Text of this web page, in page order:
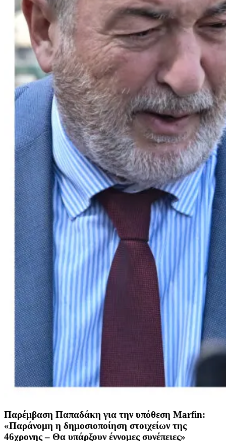
Παρέμβαση Παπαδάκη για την υπόθεση Marfin:
«Παράνομη η δημοσιοποίηση στοιχείων της
46χρονης – Θα υπάρξουν έννομες συνέπειες»